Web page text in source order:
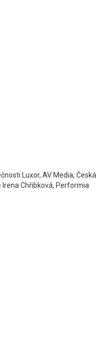
Luxor, AV Media, Česká
Chřibková, Performia